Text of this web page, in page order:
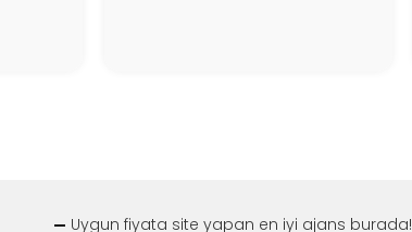
Uygun fiyata site yapan en iyi ajans burada!